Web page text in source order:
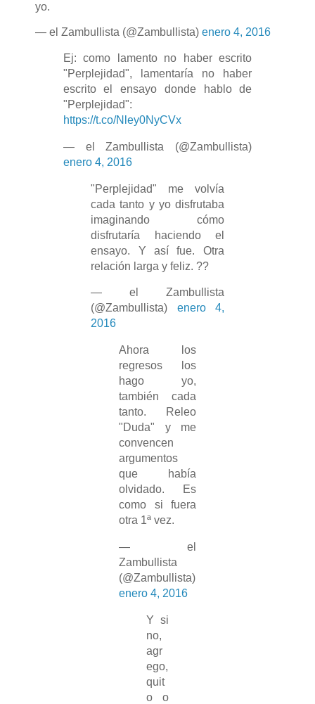
yo.
— el Zambullista (@Zambullista) enero 4, 2016
Ej: como lamento no haber escrito
"Perplejidad", lamentaría no haber
escrito el ensayo donde hablo de
"Perplejidad":
https://t.co/Nley0NyCVx
— el Zambullista (@Zambullista)
enero 4, 2016
"Perplejidad" me volvía
cada tanto y yo disfrutaba
imaginando cómo
disfrutaría haciendo el
ensayo. Y así fue. Otra
relación larga y feliz. ??
— el Zambullista
(@Zambullista) enero 4,
2016
Ahora los
regresos los
hago yo,
también cada
tanto. Releo
"Duda" y me
convencen
argumentos
que había
olvidado. Es
como si fuera
otra 1ª vez.
— el
Zambullista
(@Zambullista)
enero 4, 2016
Y si
no,
agr
ego,
quit
o o